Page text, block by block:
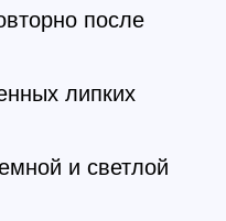
после
липких
и светлой